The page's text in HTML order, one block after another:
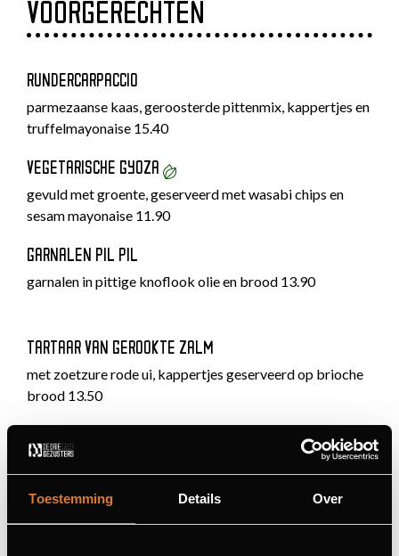
Toestemming Details Over
VOORGERECHTEN
RUNDERCARPACCIO
parmezaanse kaas, geroosterde pittenmix, kappertjes en
truffelmayonaise 15.40
VEGETARISCHE GYOZA
gevuld met groente, geserveerd met wasabi chips en
sesam mayonaise 11.90
GARNALEN PIL PIL
garnalen in pittige knoflook olie en brood 13.90
TARTAAR VAN GEROOKTE ZALM
met zoetzure rode ui, kappertjes geserveerd op brioche
brood 13.50
met een eierbal en piccalilymayonaise 14.50
BURRATA
met geroosterde tomaten, balsamico en geroosterd